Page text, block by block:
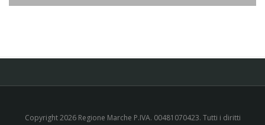
Copyright 2026 Regione Marche P.IVA. 00481070423. Tutti i diritti